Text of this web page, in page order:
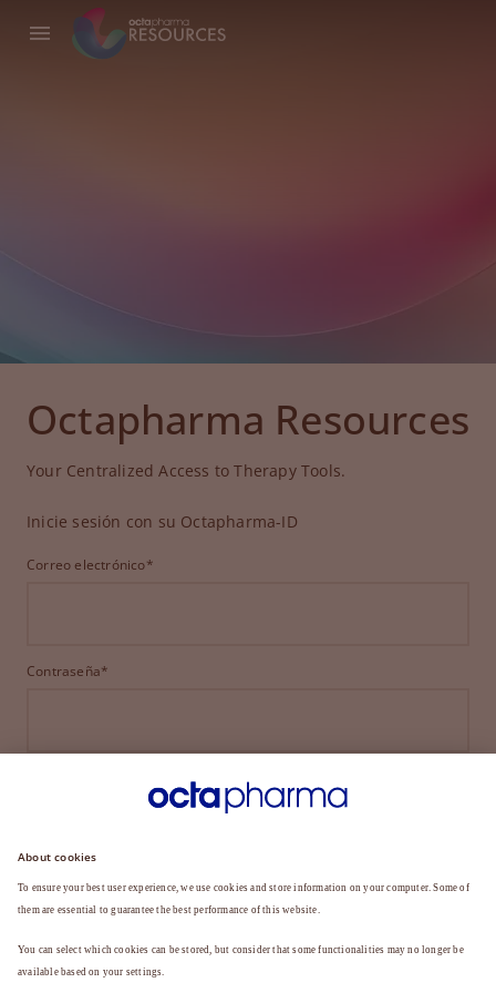
Octapharma Resources
Your Centralized Access to Therapy Tools.
Inicie sesión con su Octapharma-ID
Correo electrónico*
Contraseña*
INICIAR SESIÓN
¿HA OLVIDADO SU CONTRASEÑA?
¿Aún no es miembro?